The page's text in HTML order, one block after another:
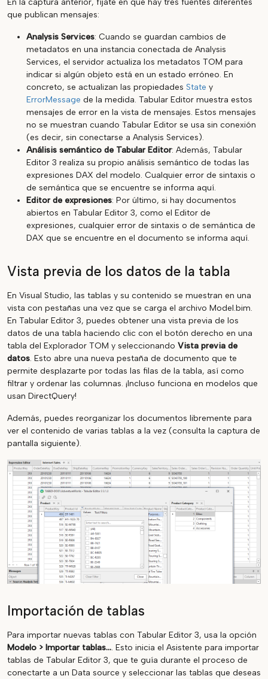
que publican mensajes:
Analysis Services: Cuando se guardan cambios de
metadatos en una instancia conectada de Analysis
Services, el servidor actualiza los metadatos TOM para
indicar si algún objeto está en un estado erróneo. En
concreto, se actualizan las propiedades State y
ErrorMessage de la medida. Tabular Editor muestra estos
mensajes de error en la vista de mensajes. Estos mensajes
no se muestran cuando Tabular Editor se usa sin conexión
(es decir, sin conectarse a Analysis Services).
Análisis semántico de Tabular Editor: Además, Tabular
Editor 3 realiza su propio análisis semántico de todas las
expresiones DAX del modelo. Cualquier error de sintaxis o
de semántica que se encuentre se informa aquí.
Editor de expresiones: Por último, si hay documentos
abiertos en Tabular Editor 3, como el Editor de
expresiones, cualquier error de sintaxis o de semántica de
DAX que se encuentre en el documento se informa aquí.
Vista previa de los datos de la tabla
En Visual Studio, las tablas y su contenido se muestran en una
vista con pestañas una vez que se carga el archivo Model.bim.
En Tabular Editor 3, puedes obtener una vista previa de los
datos de una tabla haciendo clic con el botón derecho en una
tabla del Explorador TOM y seleccionando Vista previa de
datos. Esto abre una nueva pestaña de documento que te
permite desplazarte por todas las filas de la tabla, así como
filtrar y ordenar las columnas. ¡Incluso funciona en modelos que
usan DirectQuery!
Además, puedes reorganizar los documentos libremente para
ver el contenido de varias tablas a la vez (consulta la captura de
pantalla siguiente).
Importación de tablas
Para importar nuevas tablas con Tabular Editor 3, usa la opción
Modelo > Importar tablas.... Esto inicia el Asistente para importar
tablas de Tabular Editor 3, que te guía durante el proceso de
conectarte a un Data source y seleccionar las tablas que deseas